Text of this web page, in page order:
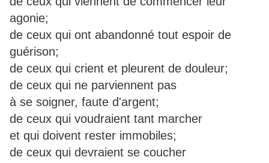
agonie;
de ceux qui ont abandonné tout espoir de
guérison;
de ceux qui crient et pleurent de douleur;
de ceux qui ne parviennent pas
à se soigner, faute d'argent;
de ceux qui voudraient tant marcher
et qui doivent rester immobiles;
de ceux qui devraient se coucher